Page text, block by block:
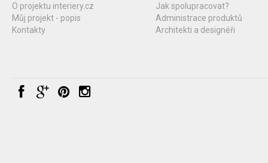
O projektu interiery.cz
Můj projekt - popis
Kontakty
Jak spolupracovat?
Administrace produktů
Architekti a designéři